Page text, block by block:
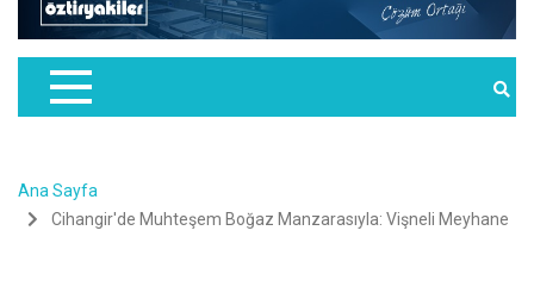
Ana Sayfa
Cihangir'de Muhteşem Boğaz Manzarasıyla: Vişneli Meyhane